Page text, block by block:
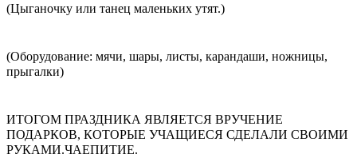
(Цыганочку или танец маленьких утят.)
(Оборудование: мячи, шары, листы, карандаши, ножницы,
прыгалки)
ИТОГОМ ПРАЗДНИКА ЯВЛЯЕТСЯ ВРУЧЕНИЕ
ПОДАРКОВ, КОТОРЫЕ УЧАЩИЕСЯ СДЕЛАЛИ СВОИМИ
РУКАМИ.ЧАЕПИТИЕ.